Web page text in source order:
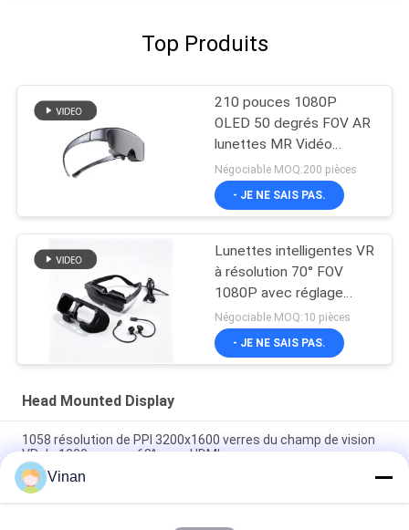
Top Produits
210 pouces 1080P
OLED 50 degrés FOV AR
lunettes MR Vidéo
lunettes avec USB-C
Négociable MOQ:200 pièces
- JE NE SAIS PAS.
Lunettes intelligentes VR
à résolution 70° FOV
1080P avec réglage
dioptrique et
connectivité USB-C
Négociable MOQ:10 pièces
- JE NE SAIS PAS.
Head Mounted Display
1058 résolution de PPI 3200x1600 verres du champ de vision
VR de 1000 pouces 68° avec HDMI
La tête d'Immersive LCOS 1280*720 en verre de VR a monté
les affichages 3D
Vinan